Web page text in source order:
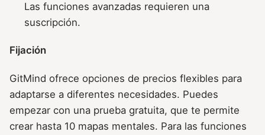
Las funciones avanzadas requieren una
suscripción.
Fijación
GitMind ofrece opciones de precios flexibles para
adaptarse a diferentes necesidades. Puedes
empezar con una prueba gratuita, que te permite
crear hasta 10 mapas mentales. Para las funciones